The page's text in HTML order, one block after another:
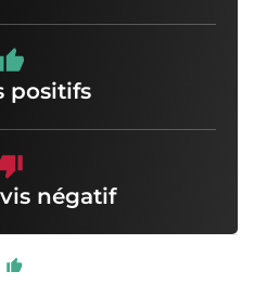
positifs
négatif